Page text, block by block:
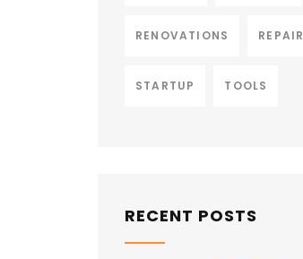
RENOVATIONS REPAIR
STARTUP TOOLS
RECENT POSTS